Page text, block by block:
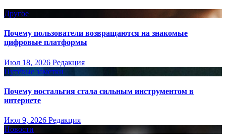
Другое
Почему пользователи возвращаются на знакомые
цифровые платформы
Июл 18, 2026 Редакция
Путёвые заметки
Почему ностальгия стала сильным инструментом в
интернете
Июл 9, 2026 Редакция
Новости